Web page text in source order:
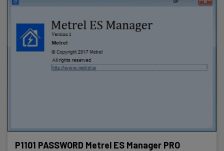
P1101 PASSWORD Metrel ES Manager PRO